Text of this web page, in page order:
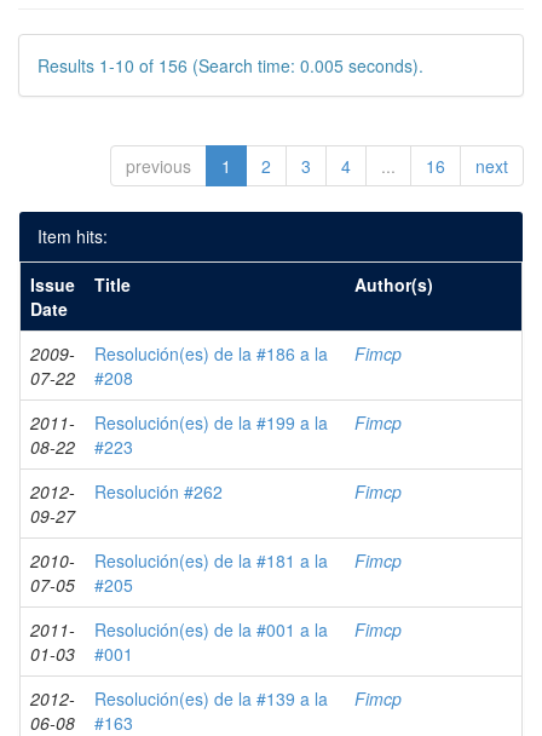
Results 1-10 of 156 (Search time: 0.005 seconds).
previous 1 2 3 4 ... 16 next
Item hits:
Issue
Date
Title Author(s)
2009-
07-22
Resolución(es) de la #186 a la
#208
Fimcp
2011-
08-22
Resolución(es) de la #199 a la
#223
Fimcp
2012-
09-27
Resolución #262 Fimcp
2010-
07-05
Resolución(es) de la #181 a la
#205
Fimcp
2011-
01-03
Resolución(es) de la #001 a la
#001
Fimcp
2012-
06-08
Resolución(es) de la #139 a la
#163
Fimcp